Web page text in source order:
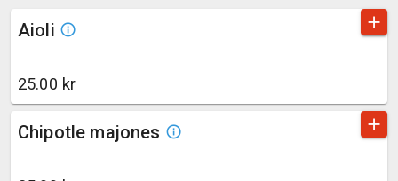
Aioli info_outline
25.00 kr
add
Chipotle majones info_outline add